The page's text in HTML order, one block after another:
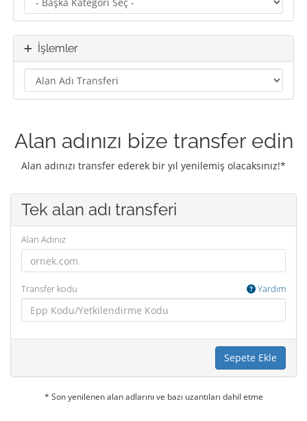
İşlemler
Alan adınızı bize transfer edin
Alan adınızı transfer ederek bir yıl yenilemiş olacaksınız!*
Tek alan adı transferi
Alan Adınız
Transfer kodu Yardım
Sepete Ekle
* Son yenilenen alan adlarını ve bazı uzantıları dahil etme